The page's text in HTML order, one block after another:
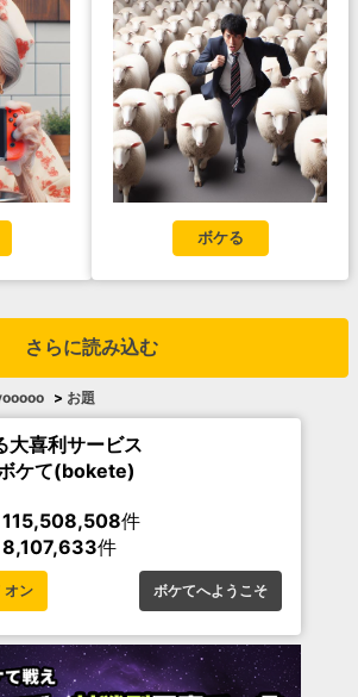
ボケる
さらに読み込む
> お題
大喜利サービス
ケて(bokete)
115,508,508件
8,107,633件
オン ボケてへようこそ